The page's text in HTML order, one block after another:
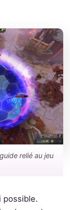
relié au jeu
possible.